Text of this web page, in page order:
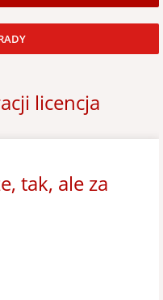
licencja
tak, ale za